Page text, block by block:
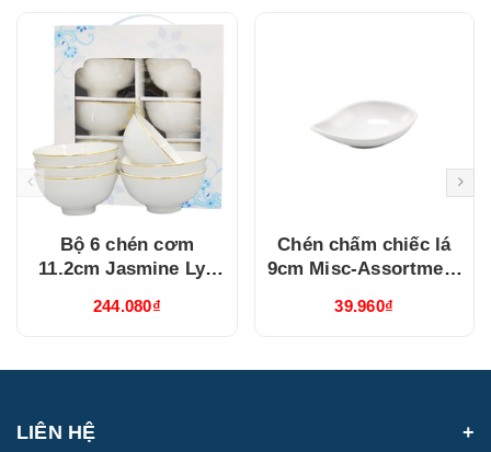
Bộ 6 chén cơm
11.2cm Jasmine Lys
(03119901406)
244.080₫
Chén chấm chiếc lá
9cm Misc-Assortment
(640916000)
39.960₫
LIÊN HỆ